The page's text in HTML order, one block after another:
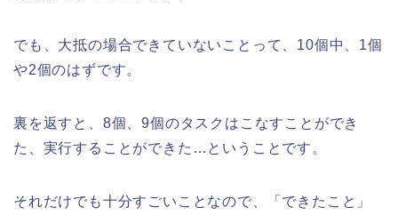
でも、大抵の場合できていないことって、10個中、1個
や2個のはずです。
裏を返すと、8個、9個のタスクはこなすことができ
た、実行することができた…ということです。
それだけでも十分すごいことなので、「できたこと」